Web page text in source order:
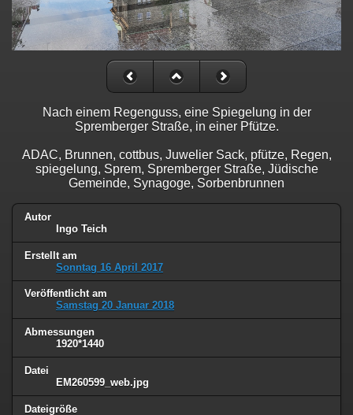
Nach einem Regenguss, eine Spiegelung in der
Spremberger Straße, in einer Pfütze.
ADAC, Brunnen, cottbus, Juwelier Sack, pfütze, Regen,
spiegelung, Sprem, Spremberger Straße, Jüdische
Gemeinde, Synagoge, Sorbenbrunnen
Autor
Ingo Teich
Erstellt am
Sonntag 16 April 2017
Veröffentlicht am
Samstag 20 Januar 2018
Abmessungen
1920*1440
Datei
EM260599_web.jpg
Dateigröße